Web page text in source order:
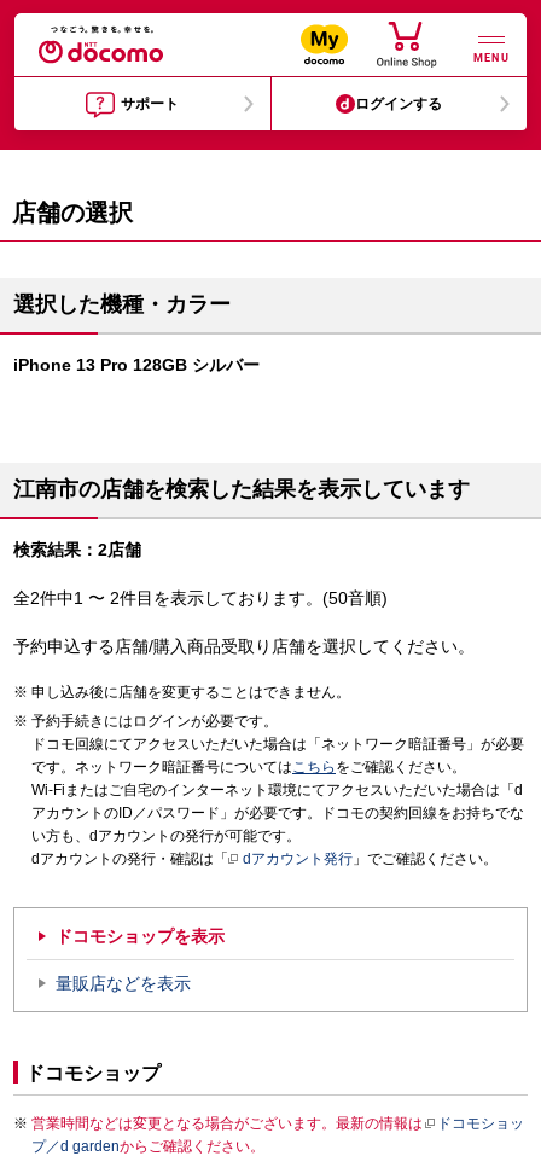
MENU
サポート ログインする
店舗の選択
選択した機種・カラー
iPhone 13 Pro 128GB シルバー
江南市の店舗を検索した結果を表示しています
検索結果：2店舗
全2件中1 〜 2件目を表示しております。(50音順)
予約申込する店舗/購入商品受取り店舗を選択してください。
申し込み後に店舗を変更することはできません。
予約手続きにはログインが必要です。
ドコモ回線にてアクセスいただいた場合は「ネットワーク暗証番号」が必要
です。ネットワーク暗証番号についてはこちら をご確認ください。
Wi-Fiまたはご自宅のインターネット環境にてアクセスいただいた場合は「d
アカウントのID／パスワード」が必要です。ドコモの契約回線をお持ちでな
い方も、dアカウントの発行が可能です。
dアカウントの発行・確認は「
dアカウント発行 」でご確認ください。
ドコモショップを表示
量販店などを表示
ドコモショップ
営業時間などは変更となる場合がございます。最新の情報は
ドコモショッ
プ／d gardenからご確認ください。